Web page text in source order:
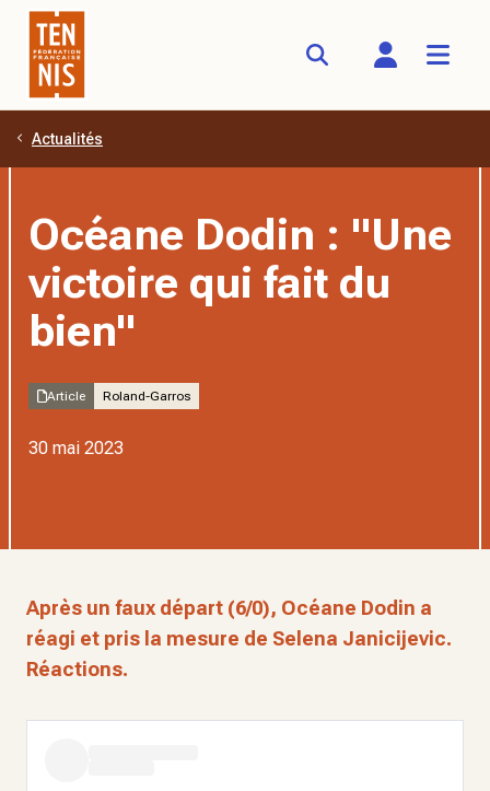
Aller au contenu principal
Actualités
Océane Dodin : "Une
victoire qui fait du
bien"
Article Roland-Garros
30 mai 2023
Après un faux départ (6/0), Océane Dodin a
réagi et pris la mesure de Selena Janicijevic.
Réactions.